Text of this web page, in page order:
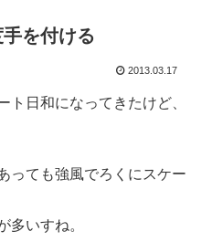
を付ける
2013.03.17
ト日和になってきたけど、
っても強風でろくにスケー
多いすね。